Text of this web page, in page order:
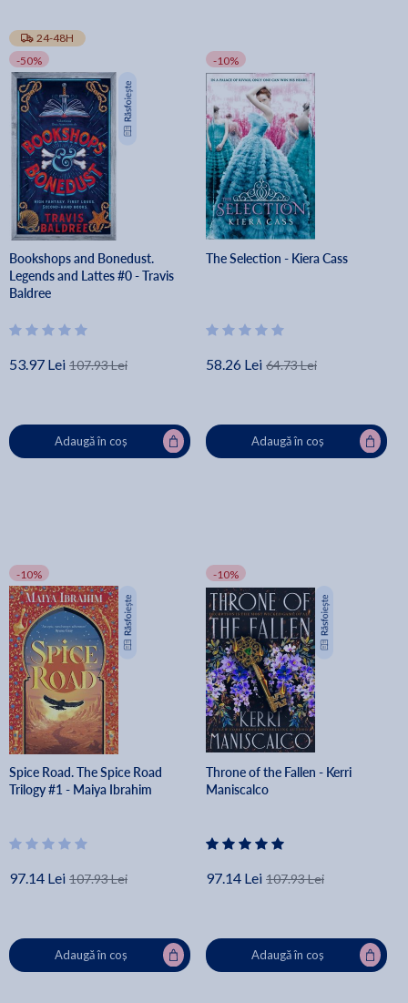
24-48H
-50%
Bookshops and Bonedust.
Legends and Lattes #0 - Travis
Baldree
53.97 Lei 107.93 Lei
Adaugă în coș
-10%
The Selection - Kiera Cass
58.26 Lei 64.73 Lei
Adaugă în coș
-10%
Spice Road. The Spice Road
Trilogy #1 - Maiya Ibrahim
97.14 Lei 107.93 Lei
Adaugă în coș
-10%
Throne of the Fallen - Kerri
Maniscalco
97.14 Lei 107.93 Lei
Adaugă în coș